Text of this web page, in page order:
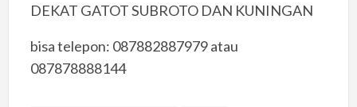
DEKAT GATOT SUBROTO DAN KUNINGAN
bisa telepon: 087882887979 atau
087878888144